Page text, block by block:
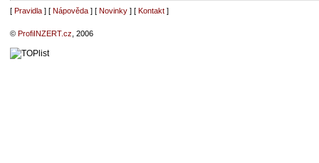
[ Pravidla] [ Nápověda] [ Novinky] [ Kontakt]
© ProfiINZERT.cz , 2006